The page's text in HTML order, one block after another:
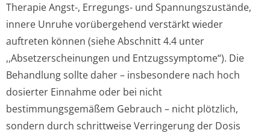
Therapie Angst-, Erregungs- und Spannungszustände,
innere Unruhe vorübergehend verstärkt wieder
auftreten können (siehe Abschnitt 4.4 unter
,,Absetzersche­inungen und Entzugssymptome“). Die
Behandlung sollte daher – insbesondere nach hoch
dosierter Einnahme oder bei nicht
bestimmungsgemäßem Gebrauch – nicht plötzlich,
sondern durch schrittweise Verringerung der Dosis